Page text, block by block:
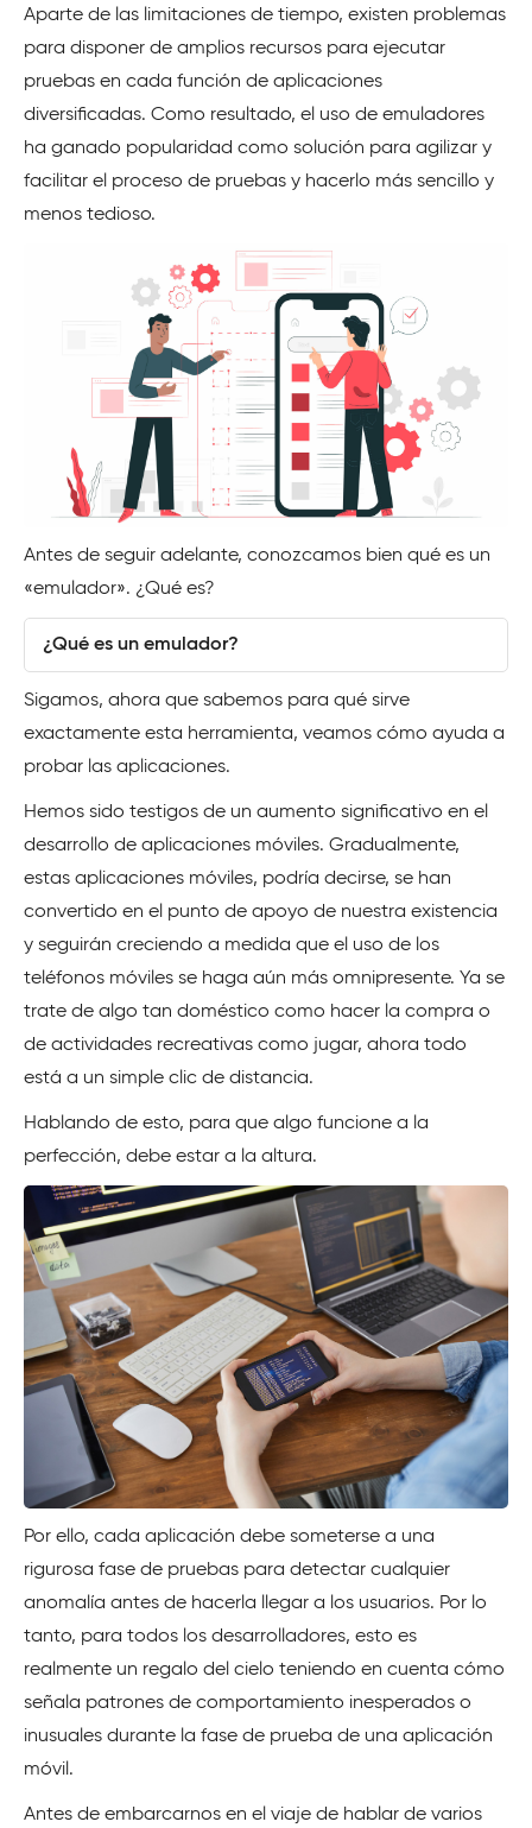
Aparte de las limitaciones de tiempo, existen problemas
para disponer de amplios recursos para ejecutar
pruebas en cada función de aplicaciones
diversificadas. Como resultado, el uso de emuladores
ha ganado popularidad como solución para agilizar y
facilitar el proceso de pruebas y hacerlo más sencillo y
menos tedioso.
Antes de seguir adelante, conozcamos bien qué es un
«emulador». ¿Qué es?
¿Qué es un emulador?
Sigamos, ahora que sabemos para qué sirve
exactamente esta herramienta, veamos cómo ayuda a
probar las aplicaciones.
Hemos sido testigos de un aumento significativo en el
desarrollo de aplicaciones móviles. Gradualmente,
estas aplicaciones móviles, podría decirse, se han
convertido en el punto de apoyo de nuestra existencia
y seguirán creciendo a medida que el uso de los
teléfonos móviles se haga aún más omnipresente. Ya se
trate de algo tan doméstico como hacer la compra o
de actividades recreativas como jugar, ahora todo
está a un simple clic de distancia.
Hablando de esto, para que algo funcione a la
perfección, debe estar a la altura.
Por ello, cada aplicación debe someterse a una
rigurosa fase de pruebas para detectar cualquier
anomalía antes de hacerla llegar a los usuarios. Por lo
tanto, para todos los desarrolladores, esto es
realmente un regalo del cielo teniendo en cuenta cómo
señala patrones de comportamiento inesperados o
inusuales durante la fase de prueba de una aplicación
móvil.
Antes de embarcarnos en el viaje de hablar de varios